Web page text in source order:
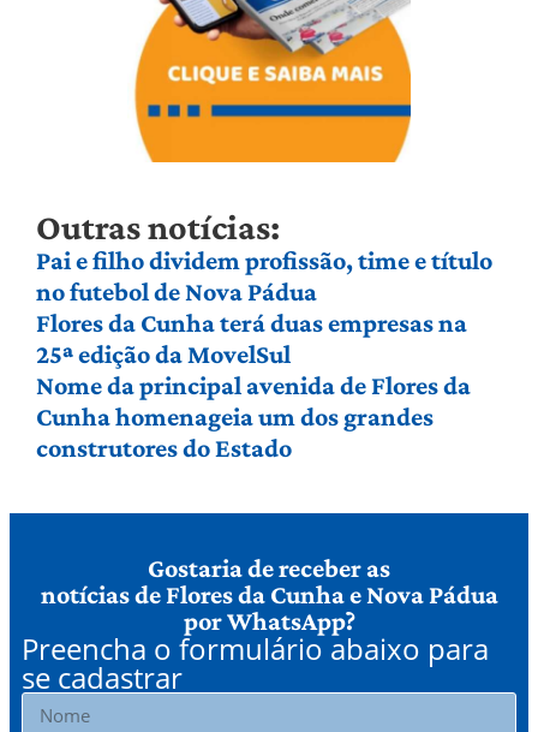
Outras notícias:
Pai e filho dividem profissão, time e título
no futebol de Nova Pádua
Flores da Cunha terá duas empresas na
25ª edição da MovelSul
Nome da principal avenida de Flores da
Cunha homenageia um dos grandes
construtores do Estado
Gostaria de receber as
notícias de Flores da Cunha e Nova Pádua
por WhatsApp?
Preencha o formulário abaixo para
se cadastrar